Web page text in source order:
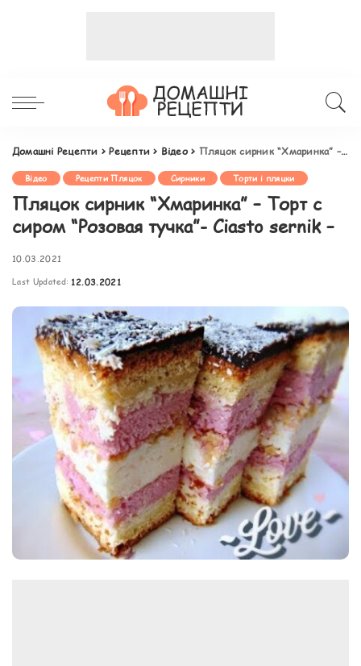
Домашні Рецепти >Рецепти > Відео> Пляцок сирник “Хмаринка” – Торт с сиром “Розовая тучка”- Ciasto sernik –
Відео Рецепти Пляцок Сирники Торти і пляцки
Пляцок сирник “Хмаринка” – Торт с
сиром “Розовая тучка”- Ciasto sernik –
10.03.2021
Last Updated: 12.03.2021